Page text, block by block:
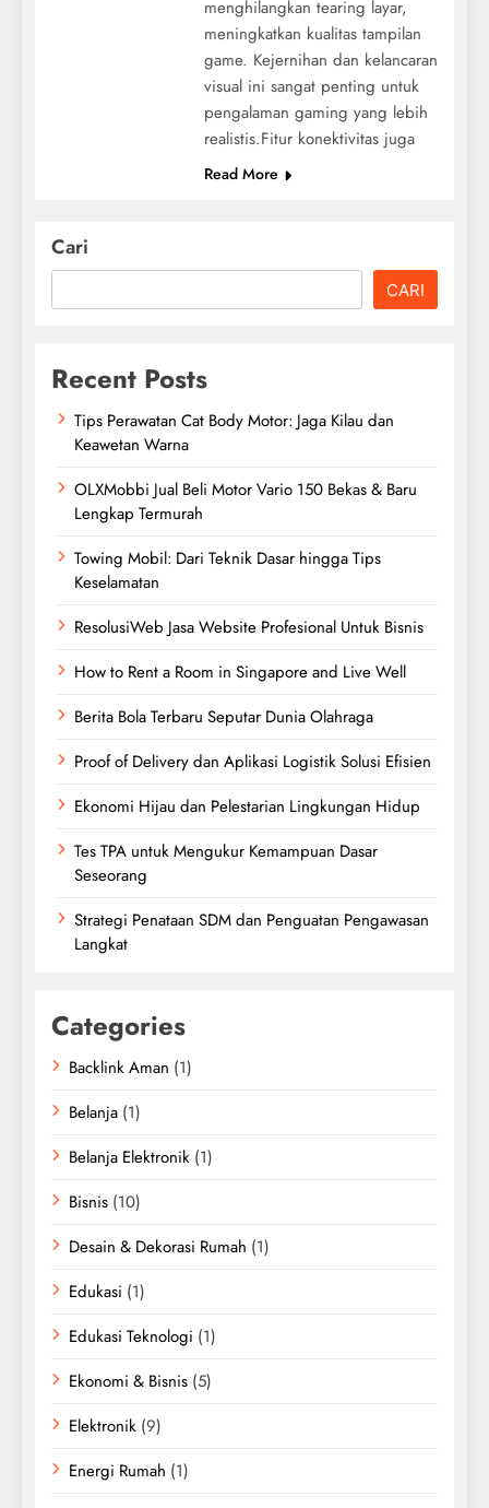
menghilangkan tearing layar,
meningkatkan kualitas tampilan
game. Kejernihan dan kelancaran
visual ini sangat penting untuk
pengalaman gaming yang lebih
realistis.Fitur konektivitas juga
Read More
Cari
CARI
Recent Posts
Tips Perawatan Cat Body Motor: Jaga Kilau dan
Keawetan Warna
OLXMobbi Jual Beli Motor Vario 150 Bekas & Baru
Lengkap Termurah
Towing Mobil: Dari Teknik Dasar hingga Tips
Keselamatan
ResolusiWeb Jasa Website Profesional Untuk Bisnis
How to Rent a Room in Singapore and Live Well
Berita Bola Terbaru Seputar Dunia Olahraga
Proof of Delivery dan Aplikasi Logistik Solusi Efisien
Ekonomi Hijau dan Pelestarian Lingkungan Hidup
Tes TPA untuk Mengukur Kemampuan Dasar
Seseorang
Strategi Penataan SDM dan Penguatan Pengawasan
Langkat
Categories
Backlink Aman (1)
Belanja (1)
Belanja Elektronik (1)
Bisnis (10)
Desain & Dekorasi Rumah (1)
Edukasi (1)
Edukasi Teknologi (1)
Ekonomi & Bisnis (5)
Elektronik (9)
Energi Rumah (1)